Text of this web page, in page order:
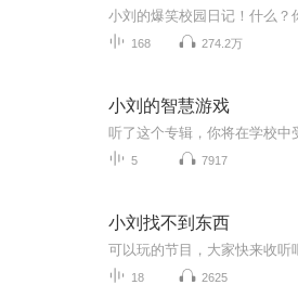
168 274.2万
小刘的智慧游戏
5 7917
小刘找不到东西
18 2625